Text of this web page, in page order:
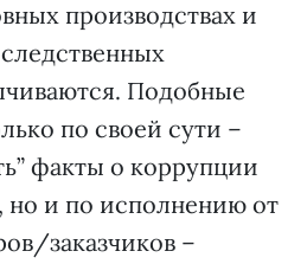
производствах и
Подобные
по своей сути –
факты о коррупции
но и по исполнению от
заказчиков –